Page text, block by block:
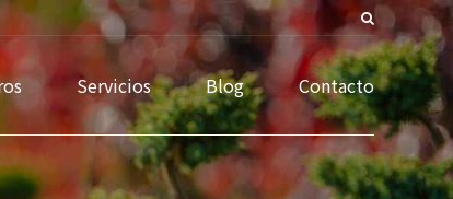
Servicios Blog Contacto